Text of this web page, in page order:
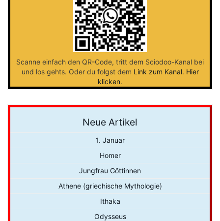
Scanne einfach den QR-Code, tritt dem Sciodoo-Kanal bei
und los gehts. Oder du folgst dem Link zum Kanal. Hier
klicken.
Neue Artikel
1. Januar
Homer
Jungfrau Göttinnen
Athene (griechische Mythologie)
Ithaka
Odysseus